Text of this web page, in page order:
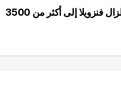
فنزويلا إلى أكثر من 3500